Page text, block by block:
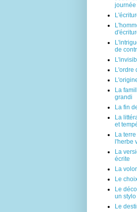
journée
de
L'ordre
La
grandi
La fin
La
et
La
l'herbe
La
écrite
La
Le
Le
un stylo
Le